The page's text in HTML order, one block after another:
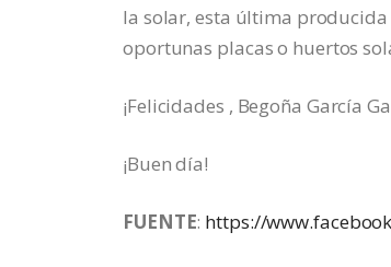
la solar, esta última producida
oportunas placas o huertos
¡Felicidades , Begoña García
¡Buen día!
FUENTE: https://